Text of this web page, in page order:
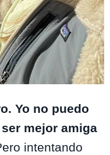
Yo no puedo
mejor amiga
intentando